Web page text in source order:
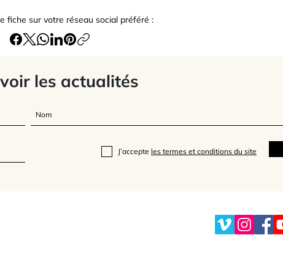
fiche sur votre réseau social préféré :
les actualités
J’accepte les termes et conditions du site